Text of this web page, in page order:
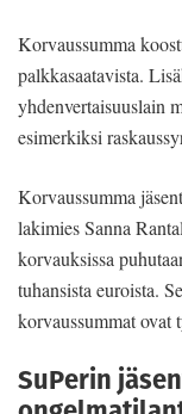
Korvaussumma
palkkasaatavista.
yhdenvertaisuuslain
esimerkiksi
Korvaussumma
lakimies Sanna
korvauksissa
tuhansista euroista.
korvaussummat ovat
SuPerin